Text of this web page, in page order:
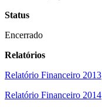
Status
Encerrado
Relatórios
Relatório Financeiro 2013
Relatório Financeiro 2014